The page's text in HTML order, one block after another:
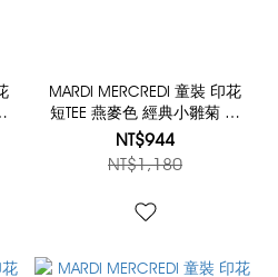
MARDI MERCREDI 童裝 印花
短TEE 燕麥色 經典小雛菊 黑
花 純棉 KIDS TSHIRT
FLOWERMARDI
NT$944
NT$1,180